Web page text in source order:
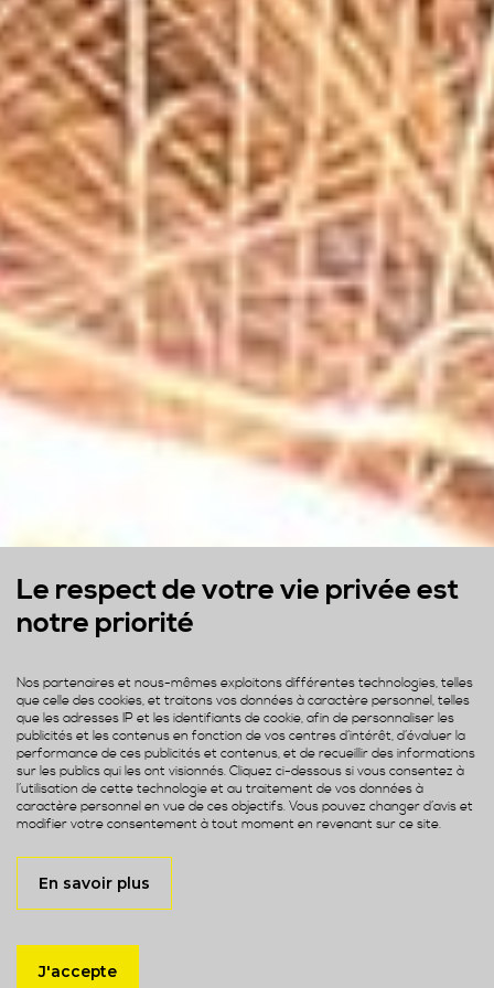
Le respect de votre vie privée est
notre priorité
Nos partenaires et nous-mêmes exploitons différentes technologies, telles
que celle des cookies, et traitons vos données à caractère personnel, telles
que les adresses IP et les identifiants de cookie, afin de personnaliser les
publicités et les contenus en fonction de vos centres d’intérêt, d’évaluer la
performance de ces publicités et contenus, et de recueillir des informations
sur les publics qui les ont visionnés. Cliquez ci-dessous si vous consentez à
l’utilisation de cette technologie et au traitement de vos données à
caractère personnel en vue de ces objectifs. Vous pouvez changer d’avis et
modifier votre consentement à tout moment en revenant sur ce site.
En savoir plus
J'accepte